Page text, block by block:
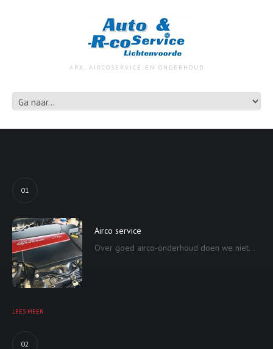
APK, AIRCOSERVICE EN ONDERHOUD
01
Airco service
Over goed airco-onderhoud doen we niet...
LEES MEER
02